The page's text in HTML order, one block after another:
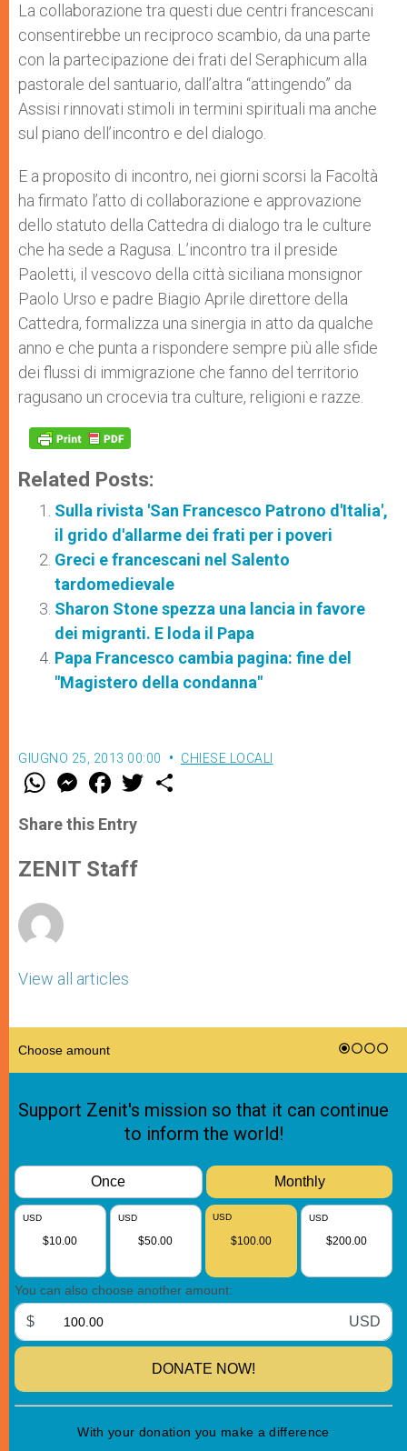
La collaborazione tra questi due centri francescani
consentirebbe un reciproco scambio, da una parte
con la partecipazione dei frati del Seraphicum alla
pastorale del santuario, dall’altra “attingendo” da
Assisi rinnovati stimoli in termini spirituali ma anche
sul piano dell’incontro e del dialogo.
E a proposito di incontro, nei giorni scorsi la Facoltà
ha firmato l’atto di collaborazione e approvazione
dello statuto della Cattedra di dialogo tra le culture
che ha sede a Ragusa. L’incontro tra il preside
Paoletti, il vescovo della città siciliana monsignor
Paolo Urso e padre Biagio Aprile direttore della
Cattedra, formalizza una sinergia in atto da qualche
anno e che punta a rispondere sempre più alle sfide
dei flussi di immigrazione che fanno del territorio
ragusano un crocevia tra culture, religioni e razze.
Related Posts:
Sulla rivista 'San Francesco Patrono d'Italia',
il grido d'allarme dei frati per i poveri
Greci e francescani nel Salento
tardomedievale
Sharon Stone spezza una lancia in favore
dei migranti. E loda il Papa
Papa Francesco cambia pagina: fine del
"Magistero della condanna"
GIUGNO 25, 2013 00:00 CHIESE LOCALI
W
t
s
p
p
M
e
s
e
g
e
F
a
e
b
o
k
w
Share this Entry
ZENIT Staff
View all articles